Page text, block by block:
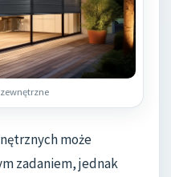
może
zadaniem, jednak